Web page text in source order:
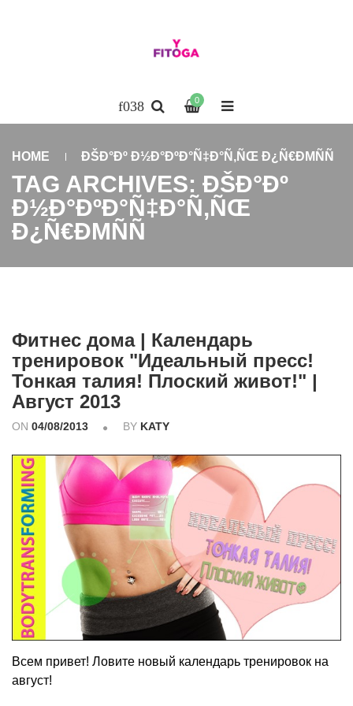
0
HOME ÐŠÐ°Ðº Ð½Ð°ÐºÐ°Ñ‡Ð°Ñ‚ÑŒ Ð¿Ñ€ÐΜÑÑ
TAG ARCHIVES: ÐŠÐ°Ðº
Ð½Ð°ÐºÐ°Ñ‡Ð°Ñ‚ÑŒ
Ð¿Ñ€ÐΜÑÑ
Фитнес дома | Календарь
тренировок "Идеальный пресс!
Тонкая талия! Плоский живот!" |
Август 2013
ON 04/08/2013 BY KATY
Всем привет! Ловите новый календарь тренировок на
август!